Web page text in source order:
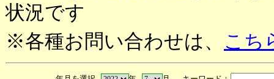
状況です
※各種お問い合わせは、 こち